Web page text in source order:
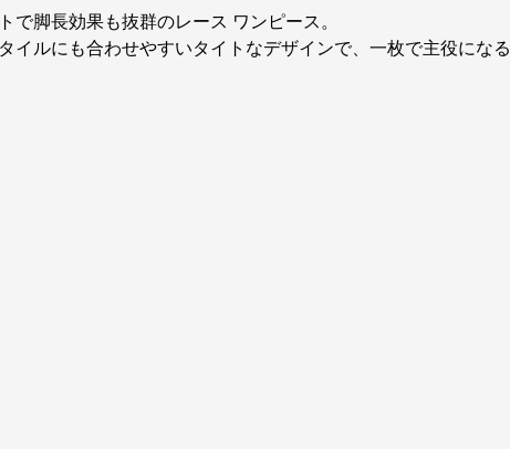
で脚長効果も抜群のレース ワンピース。
イルにも合わせやすいタイトなデザインで、一枚で主役になる